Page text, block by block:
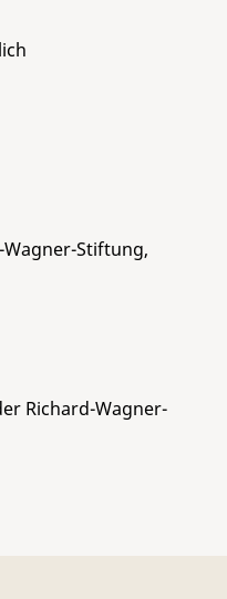
Stiftung,
Richard-Wagner-